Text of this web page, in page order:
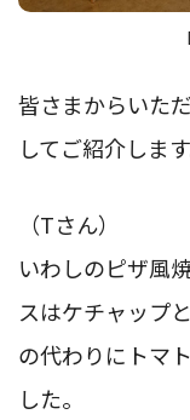
皆さまからいた
してご紹介します
（Tさん）
いわしのピザ風
スはケチャップ
の代わりにトマ
した。